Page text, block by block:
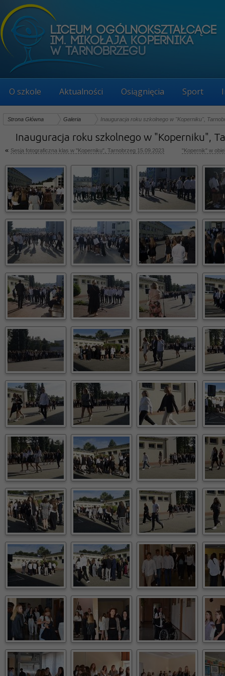
O szkole Aktualności Osiągnięcia Sport
Strona Główna Galeria Inauguracja roku szkolnego w "Koperniku",
Inauguracja roku szkolnego w "Koperniku",
« Sesja fotograficzna klas w "Koperniku", Tarnobrzeg 15.09.2023 "Kopernik" w